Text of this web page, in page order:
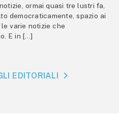
ormai quasi tre lustri fa,
democraticamente, spazio ai
varie notizie che
E in […]
EDITORIALI